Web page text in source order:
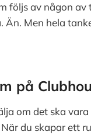
följs av någon
Men hela
på
om det ska
du skapar ett